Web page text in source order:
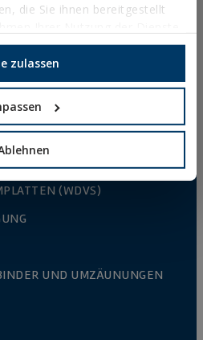
die Sie ihnen bereitgestellt
zulassen
UND ZUBEHÖR ZUR
(WDVS)
UND UMZÄUNUNGEN